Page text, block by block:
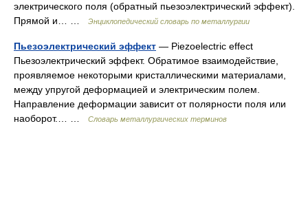
электрического поля (обратный пьезоэлектрический эффект).
Прямой и… …
Энциклопедический словарь по металлургии
Пьезоэлектрический эффект — Piezoelectric effect
Пьезоэлектрический эффект. Обратимое взаимодействие,
проявляемое некоторыми кристаллическими материалами,
между упругой деформацией и электрическим полем.
Направление деформации зависит от полярности поля или
наоборот.… …
Словарь металлургических терминов